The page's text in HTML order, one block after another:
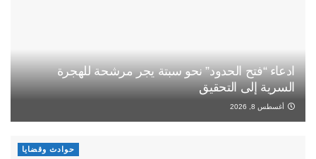
ادعاء “فتح الحدود” نحو سبتة يجر مرشحة للهجرة
السرية إلى التحقيق
أغسطس 8, 2026
حوادث وقضايا